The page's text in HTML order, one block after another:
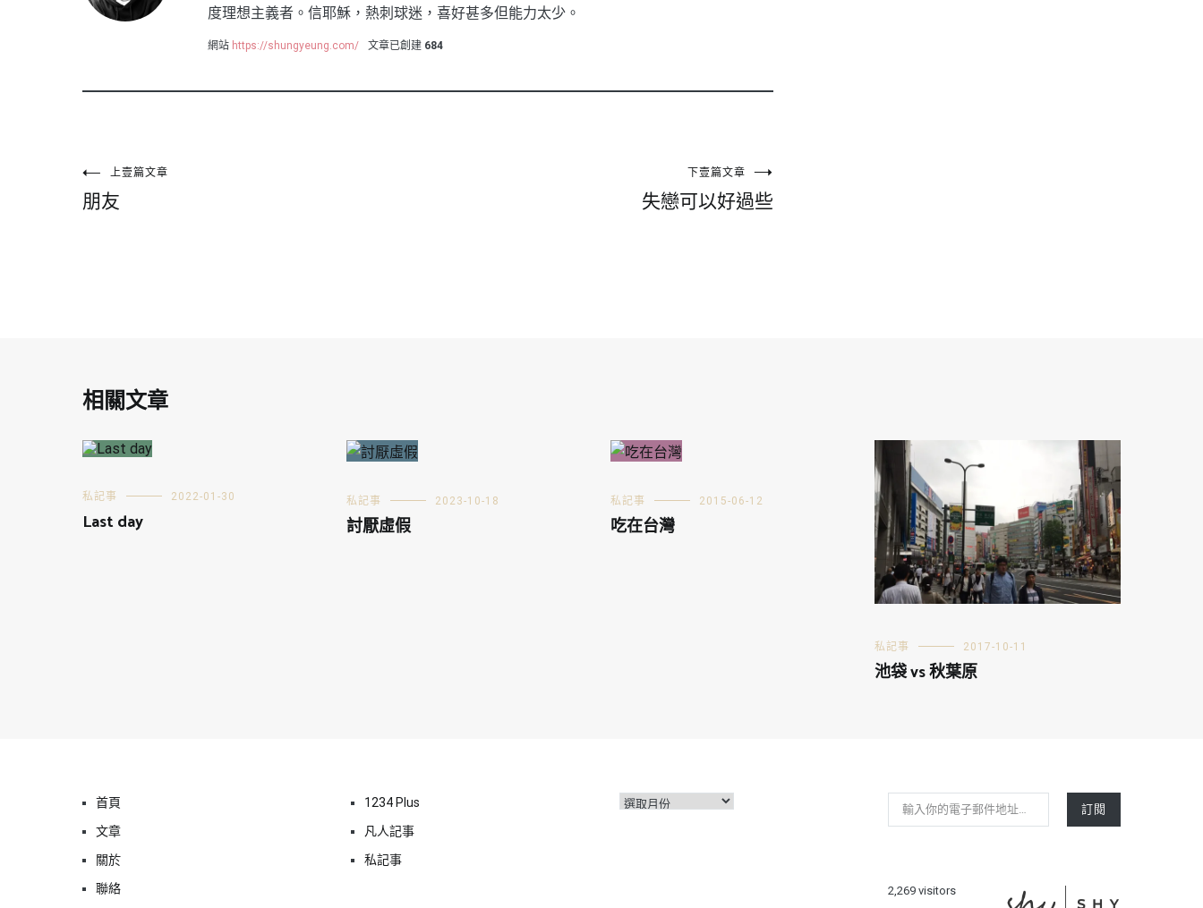
度理想主義者。信耶穌，熱刺球迷，喜好甚多但能力太少。
網站 https://shungyeung.com/ 文章已創建 684
文上壹篇文章
朋友
下壹篇文章
失戀可以好過些
相關文章
私記事 2022-01-30
Last day
私記事 2023-10-18
討厭虛假
私記事 2015-06-12
吃在台灣
私記事 2017-10-11
池袋 vs 秋葉原
首頁
文章
關於
聯絡
1234 Plus
凡人記事
私記事
彙
輸入你的電子郵件地址…
訂閱
2,269 visitors